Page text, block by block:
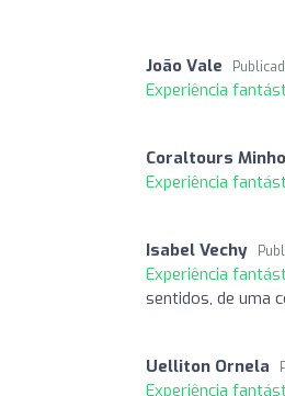
João Vale
Experiência
Coraltours Minho
Experiência
Isabel Vechy
Experiência
sentidos, de uma
Uelliton Ornela
Experiência